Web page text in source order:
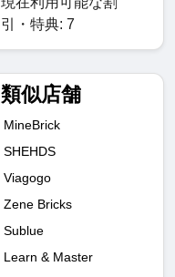
引・特典: 7
類似店舗
MineBrick
SHEHDS
Viagogo
Zene Bricks
Sublue
Learn & Master